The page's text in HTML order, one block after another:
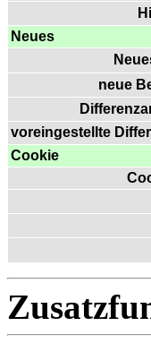
Neues
neue
voreingestellte
Cookie